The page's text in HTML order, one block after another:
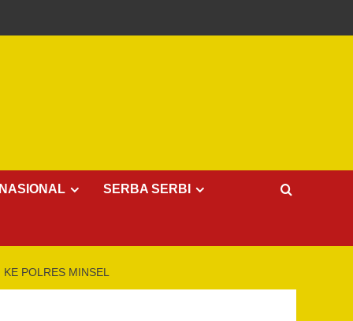
NASIONAL SERBA SERBI
KE POLRES MINSEL